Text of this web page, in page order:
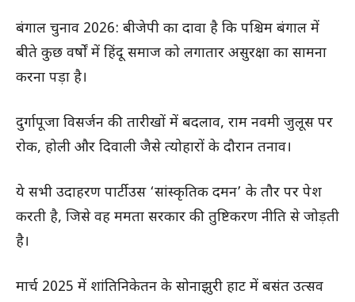
बंगाल चुनाव 2026: बीजेपी का दावा है कि पश्चिम बंगाल में
बीते कुछ वर्षों में हिंदू समाज को लगातार असुरक्षा का सामना
करना पड़ा है।
दुर्गापूजा विसर्जन की तारीखों में बदलाव, राम नवमी जुलूस पर
रोक, होली और दिवाली जैसे त्योहारों के दौरान तनाव।
ये सभी उदाहरण पार्टी उस ‘सांस्कृतिक दमन’ के तौर पर पेश
करती है, जिसे वह ममता सरकार की तुष्टिकरण नीति से जोड़ती
है।
मार्च 2025 में शांतिनिकेतन के सोनाझुरी हाट में बसंत उत्सव